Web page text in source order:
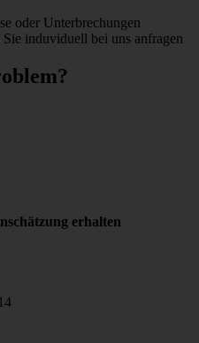
oder Unterbrechungen
induviduell bei uns anfragen
erhalten